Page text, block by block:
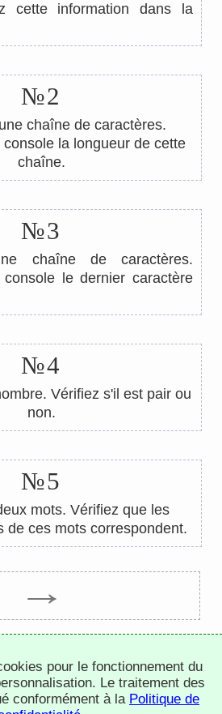
cette information dans la
№2
chaîne de caractères.
la longueur de cette
chaîne.
№3
chaîne de caractères.
le dernier caractère
№4
Vérifiez s'il est pair ou
non.
№5
mots. Vérifiez que les
de ces mots correspondent.
→
trepachev_dmitry
configurer les cookies
pour le fonctionnement du
Le traitement des
conformément à la Politique de